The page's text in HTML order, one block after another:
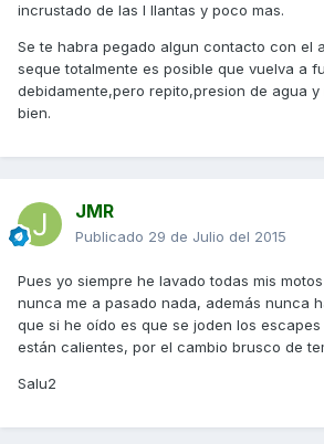
incrustado de las l llantas y poco mas.
Se te habra pegado algun contacto con el
seque totalmente es posible que vuelva a
debidamente,pero repito,presion de agua y
bien.
JMR
Publicado 29 de Julio del 2015
Pues yo siempre he lavado todas mis
nunca me a pasado nada, además nunca
que si he oído es que se joden los
están calientes, por el cambio brusco de
Salu2